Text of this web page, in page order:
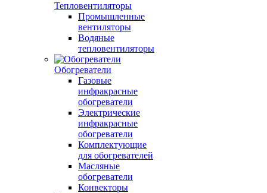
Тепловентиляторы
Промышленные
вентиляторы
Водяные
тепловентиляторы
Обогреватели
Газовые
инфракрасные
обогреватели
Электрические
инфракрасные
обогреватели
Комплектующие
для обогревателей
Масляные
обогреватели
Конвекторы